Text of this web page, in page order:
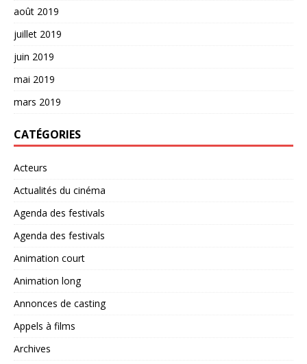
août 2019
juillet 2019
juin 2019
mai 2019
mars 2019
CATÉGORIES
Acteurs
Actualités du cinéma
Agenda des festivals
Agenda des festivals
Animation court
Animation long
Annonces de casting
Appels à films
Archives